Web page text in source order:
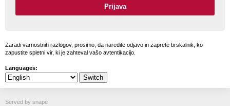
Zaradi varnostnih razlogov, prosimo, da naredite odjavo in zaprete brskalnik, ko
zapustite spletni vir, ki je zahteval vašo avtentikacijo.
Languages:
Served by snape